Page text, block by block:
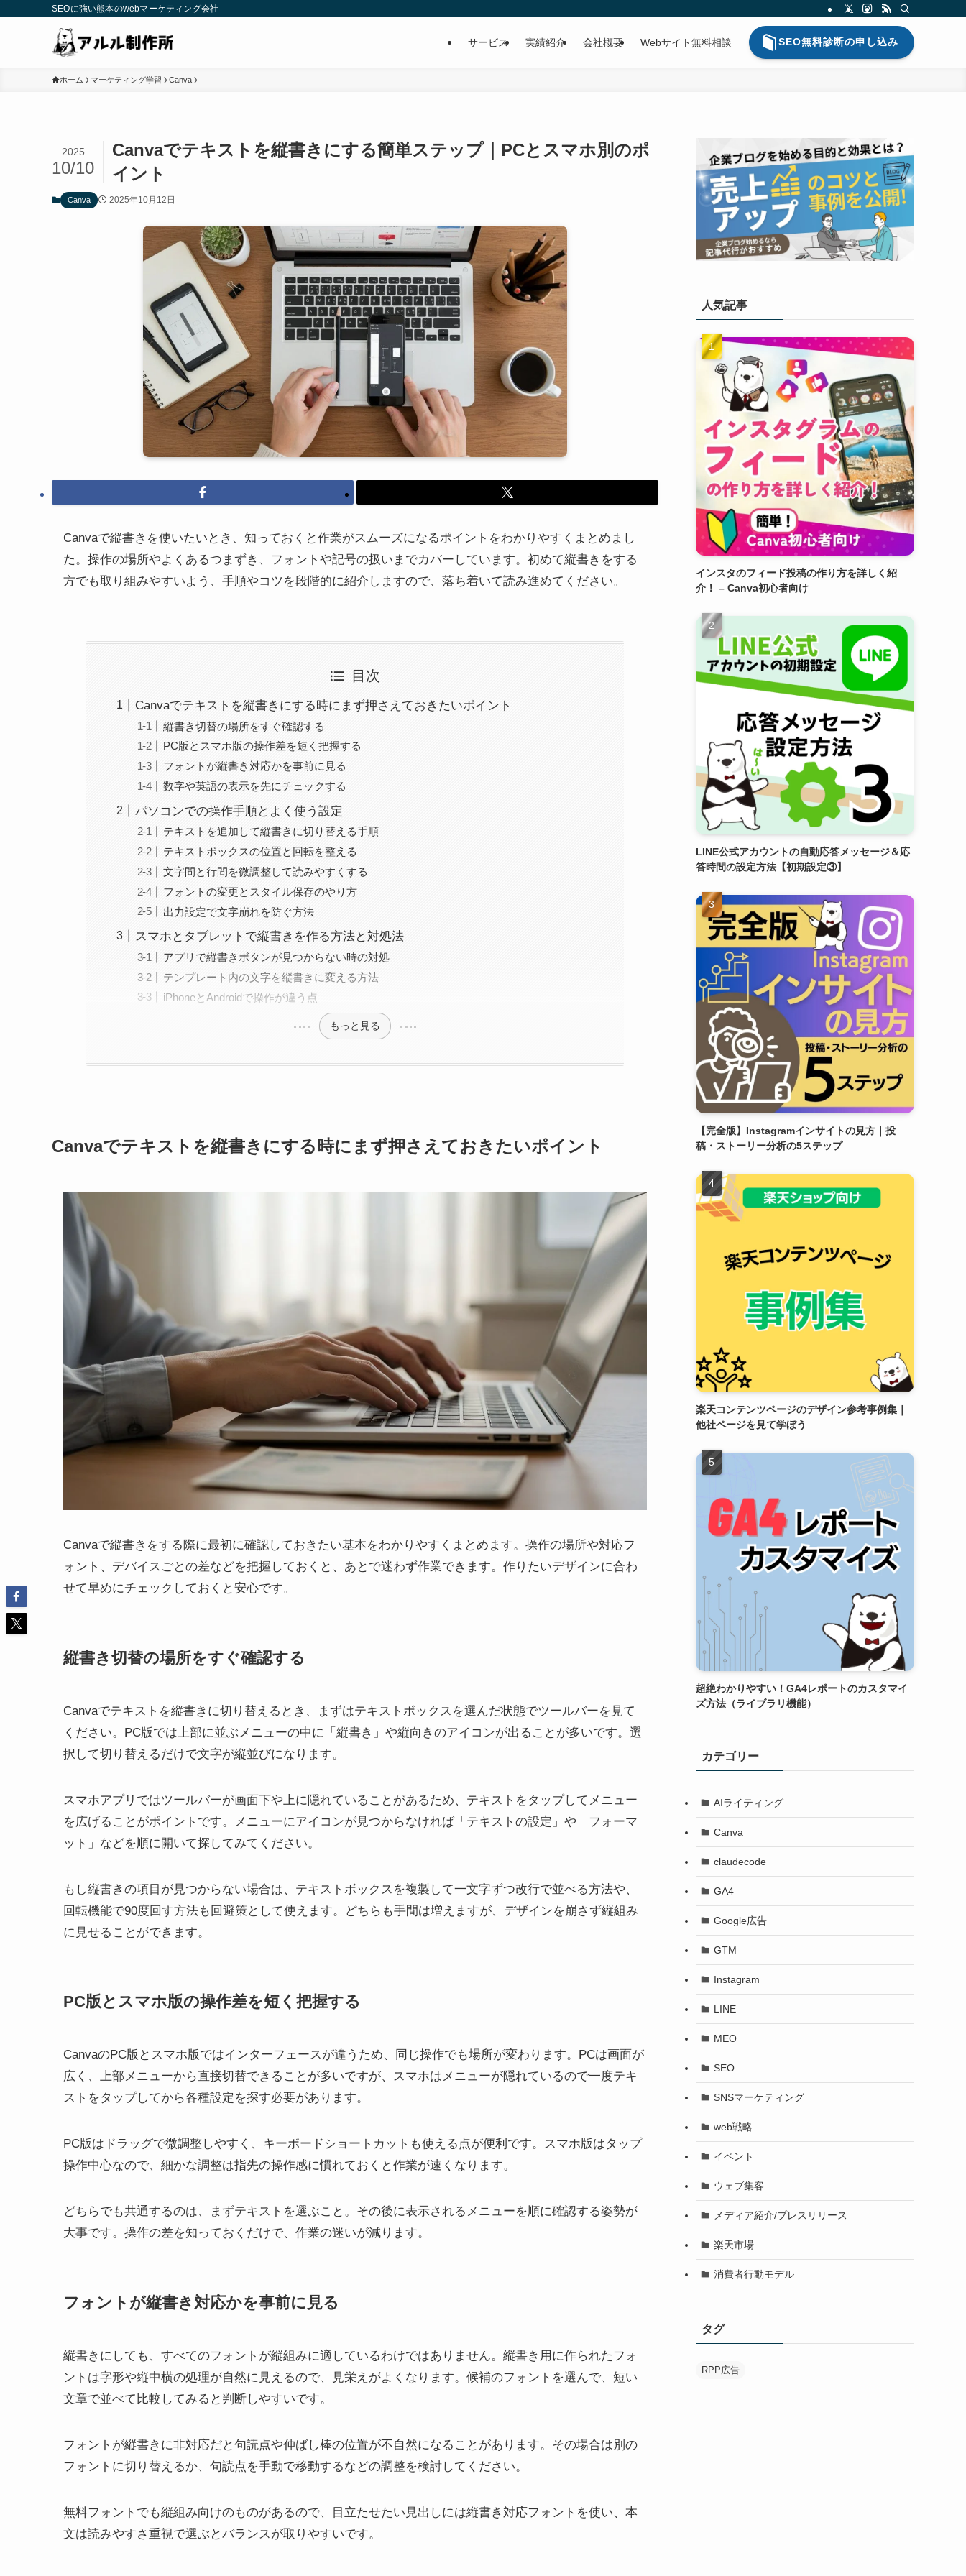
SEOに強い熊本のwebマーケティング会社
サービス 実績紹介 会社概要 Webサイト無料相談 SEO無料診断の申し込み
ホーム マーケティング学習 Canva
Canvaでテキストを縦書きにする簡単ステップ｜PCとスマホ別のポ
イント
2025
10/10
Canva 2025年10月12日
Canvaで縦書きを使いたいとき、知っておくと作業がスムーズになるポイントをわかりやすくまとめまし
た。操作の場所やよくあるつまずき、フォントや記号の扱いまでカバーしています。初めて縦書きをする
方でも取り組みやすいよう、手順やコツを段階的に紹介しますので、落ち着いて読み進めてください。
目次
Canvaでテキストを縦書きにする時にまず押さえておきたいポイント
縦書き切替の場所をすぐ確認する
PC版とスマホ版の操作差を短く把握する
フォントが縦書き対応かを事前に見る
数字や英語の表示を先にチェックする
パソコンでの操作手順とよく使う設定
テキストを追加して縦書きに切り替える手順
テキストボックスの位置と回転を整える
文字間と行間を微調整して読みやすくする
フォントの変更とスタイル保存のやり方
出力設定で文字崩れを防ぐ方法
スマホとタブレットで縦書きを作る方法と対処法
アプリで縦書きボタンが見つからない時の対処
テンプレート内の文字を縦書きに変える方法
iPhoneとAndroidで操作が違う点
もっと見る
Canvaでテキストを縦書きにする時にまず押さえておきたいポイント
Canvaで縦書きをする際に最初に確認しておきたい基本をわかりやすくまとめます。操作の場所や対応フ
ォント、デバイスごとの差などを把握しておくと、あとで迷わず作業できます。作りたいデザインに合わ
せて早めにチェックしておくと安心です。
縦書き切替の場所をすぐ確認する
Canvaでテキストを縦書きに切り替えるとき、まずはテキストボックスを選んだ状態でツールバーを見て
ください。PC版では上部に並ぶメニューの中に「縦書き」や縦向きのアイコンが出ることが多いです。選
択して切り替えるだけで文字が縦並びになります。
スマホアプリではツールバーが画面下や上に隠れていることがあるため、テキストをタップしてメニュー
を広げることがポイントです。メニューにアイコンが見つからなければ「テキストの設定」や「フォーマ
ット」などを順に開いて探してみてください。
もし縦書きの項目が見つからない場合は、テキストボックスを複製して一文字ずつ改行で並べる方法や、
回転機能で90度回す方法も回避策として使えます。どちらも手間は増えますが、デザインを崩さず縦組み
に見せることができます。
PC版とスマホ版の操作差を短く把握する
CanvaのPC版とスマホ版ではインターフェースが違うため、同じ操作でも場所が変わります。PCは画面が
広く、上部メニューから直接切替できることが多いですが、スマホはメニューが隠れているので一度テキ
ストをタップしてから各種設定を探す必要があります。
PC版はドラッグで微調整しやすく、キーボードショートカットも使える点が便利です。スマホ版はタップ
操作中心なので、細かな調整は指先の操作感に慣れておくと作業が速くなります。
どちらでも共通するのは、まずテキストを選ぶこと。その後に表示されるメニューを順に確認する姿勢が
大事です。操作の差を知っておくだけで、作業の迷いが減ります。
フォントが縦書き対応かを事前に見る
縦書きにしても、すべてのフォントが縦組みに適しているわけではありません。縦書き用に作られたフォ
ントは字形や縦中横の処理が自然に見えるので、見栄えがよくなります。候補のフォントを選んで、短い
文章で並べて比較してみると判断しやすいです。
フォントが縦書きに非対応だと句読点や伸ばし棒の位置が不自然になることがあります。その場合は別の
フォントに切り替えるか、句読点を手動で移動するなどの調整を検討してください。
無料フォントでも縦組み向けのものがあるので、目立たせたい見出しには縦書き対応フォントを使い、本
文は読みやすさ重視で選ぶとバランスが取りやすいです。
人気記事
インスタのフィード投稿の作り方を詳しく紹
介！ – Canva初心者向け
LINE公式アカウントの自動応答メッセージ＆応
答時間の設定方法【初期設定③】
【完全版】Instagramインサイトの見方｜投
稿・ストーリー分析の5ステップ
楽天コンテンツページのデザイン参考事例集｜
他社ページを見て学ぼう
超絶わかりやすい！GA4レポートのカスタマイ
ズ方法（ライブラリ機能）
カテゴリー
AIライティング
Canva
claudecode
GA4
Google広告
GTM
Instagram
LINE
MEO
SEO
SNSマーケティング
web戦略
イベント
ウェブ集客
メディア紹介/プレスリリース
楽天市場
消費者行動モデル
タグ
RPP広告